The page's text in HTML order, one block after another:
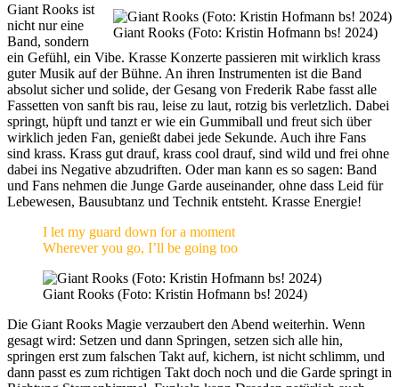
Giant Rooks (Foto: Kristin Hofmann bs! 2024)
Giant Rooks ist
nicht nur eine
Band, sondern
ein Gefühl, ein Vibe. Krasse Konzerte passieren mit wirklich krass
guter Musik auf der Bühne. An ihren Instrumenten ist die Band
absolut sicher und solide, der Gesang von Frederik Rabe fasst alle
Fassetten von sanft bis rau, leise zu laut, rotzig bis verletzlich. Dabei
springt, hüpft und tanzt er wie ein Gummiball und freut sich über
wirklich jeden Fan, genießt dabei jede Sekunde. Auch ihre Fans
sind krass. Krass gut drauf, krass cool drauf, sind wild und frei ohne
dabei ins Negative abzudriften. Oder man kann es so sagen: Band
und Fans nehmen die Junge Garde auseinander, ohne dass Leid für
Lebewesen, Bausubtanz und Technik entsteht. Krasse Energie!
I let my guard down for a moment
Wherever you go, I’ll be going too
Giant Rooks (Foto: Kristin Hofmann bs! 2024)
Die Giant Rooks Magie verzaubert den Abend weiterhin. Wenn
gesagt wird: Setzen und dann Springen, setzen sich alle hin,
springen erst zum falschen Takt auf, kichern, ist nicht schlimm, und
dann passt es zum richtigen Takt doch noch und die Garde springt in